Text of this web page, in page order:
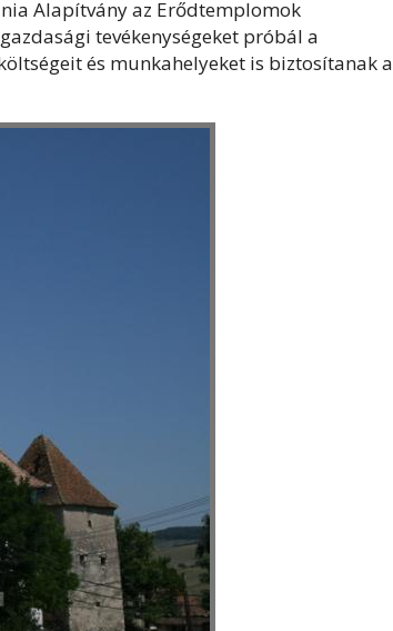
Alapítvány az Erődtemplomok
tevékenységeket próbál a
és munkahelyeket is biztosítanak a